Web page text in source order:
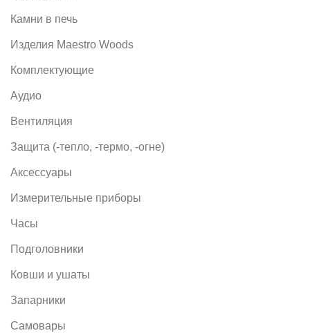
Камни в печь
Изделия Maestro Woods
Комплектующие
Аудио
Вентиляция
Защита (-тепло, -термо, -огне)
Аксессуары
Измерительные приборы
Часы
Подголовники
Ковши и ушаты
Запарники
Самовары